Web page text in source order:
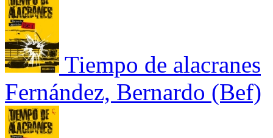
Tiempo de alacranes
Fernández, Bernardo (Bef)